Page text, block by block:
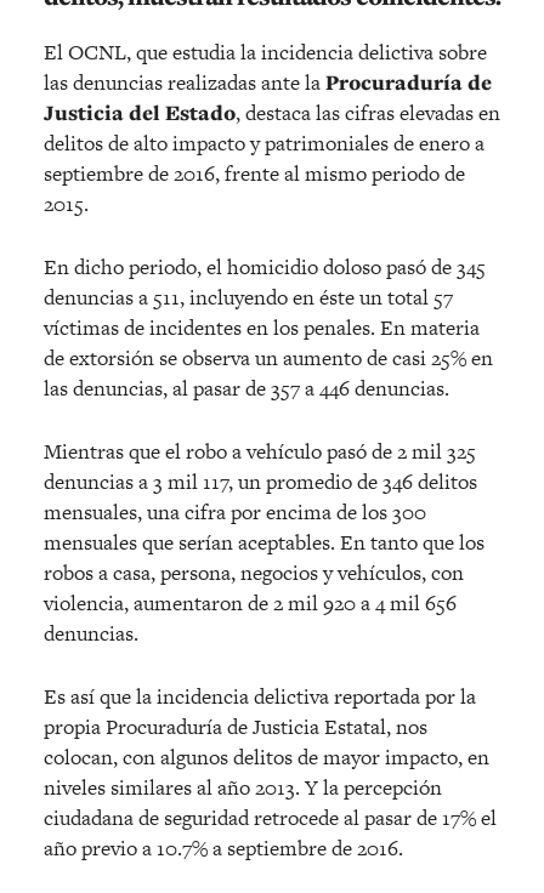
El OCNL, que estudia la incidencia delictiva sobre
las denuncias realizadas ante laProcuraduría de
Justicia del Estado, destaca las cifras elevadas en
delitos de alto impacto y patrimoniales de enero a
septiembre de 2016, frente al mismo periodo de
2015.
En dicho periodo, el homicidio doloso pasó de 345
denuncias a 511, incluyendo en éste un total 57
víctimas de incidentes en los penales. En materia
de extorsión se observa un aumento de casi 25% en
las denuncias, al pasar de 357 a 446 denuncias.
Mientras que el robo a vehículo pasó de 2 mil 325
denuncias a 3 mil 117, un promedio de 346 delitos
mensuales, una cifra por encima de los 300
mensuales que serían aceptables. En tanto que los
robos a casa, persona, negocios y vehículos, con
violencia, aumentaron de 2 mil 920 a 4 mil 656
denuncias.
Es así que la incidencia delictiva reportada por la
propia Procuraduría de Justicia Estatal, nos
colocan, con algunos delitos de mayor impacto, en
niveles similares al año 2013. Y la percepción
ciudadana de seguridad retrocede al pasar de 17% el
año previo a 10.7% a septiembre de 2016.